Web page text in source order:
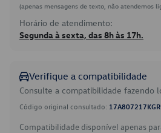
(apenas mensagens de texto, não atendemos
Horário de atendimento:
Segunda à sexta, das 8h às 17h.
Verifique a compatibilidade
Consulte a compatibilidade fazendo
Código original consultado:
Compatibilidade disponível apenas